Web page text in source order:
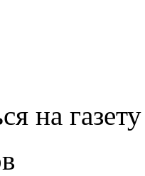
на газету